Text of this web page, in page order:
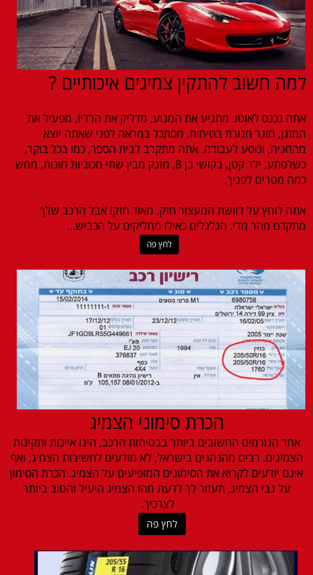
למה חשוב להתקין צמיגים איכותיים ?
אתה נכנס לאוטו. מתניע את המנוע, מדליק את הרדיו, מפעיל את
המזגן, חוגר חגורת בטיחות, מסתכל במראה לפני שאתה יוצא
מהחניה, ונוסע לעבודה. אתה מתקרב לבית הספר, כמו בכל בוקר,
כשלפתע, ילד קטן, בקושי בן 8, מזנק מבין שתי מכוניות חונות, ממש
כמה מטרים לפניך.
אתה לוחץ על דוושת המעצור חזק. מאוד חזק! אבל הרכב שלך
מתקדם מהר מדי. הגלגלים כאילו מחליקים על הכביש...
לחץ פה
הכרת סימוני הצמיג
אחד הגורמים החשובים ביותר בבטיחות הרכב, הינו אייכות ותקינות
הצמיגים. רבים מהנהגים בישראל, לא מודעים לחשיבות הצמיג, ואף
אינם יודעים לקרוא את הסימונים המופיעים על הצמיג. הכרת הסימון
על גבי הצמיג, תעזור לך לדעת מהו הצמיג היעיל והטוב ביותר
לצרכיך.
לחץ פה